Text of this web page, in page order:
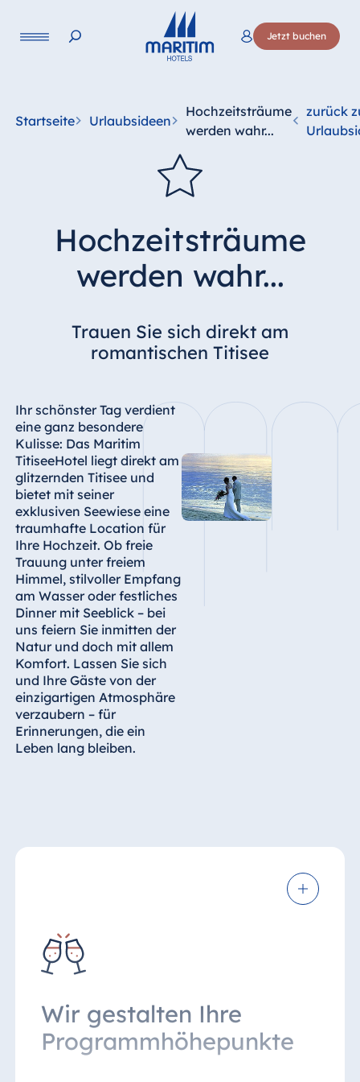
Jetzt buchen
Startseite Urlaubsideen
Hochzeitsträume
werden wahr...
zurück
Hochzeitsträume
werden wahr...
Trauen Sie sich direkt am
romantischen Titisee
Ihr schönster Tag verdient
eine ganz besondere
Kulisse: Das Maritim
TitiseeHotel liegt direkt am
glitzernden Titisee und
bietet mit seiner
exklusiven Seewiese eine
traumhafte Location für
Ihre Hochzeit. Ob freie
Trauung unter freiem
Himmel, stilvoller Empfang
am Wasser oder festliches
Dinner mit Seeblick – bei
uns feiern Sie inmitten der
Natur und doch mit allem
Komfort. Lassen Sie sich
und Ihre Gäste von der
einzigartigen Atmosphäre
verzaubern – für
Erinnerungen, die ein
Leben lang bleiben.
Wir gestalten Ihre
Programmhöhepunkte